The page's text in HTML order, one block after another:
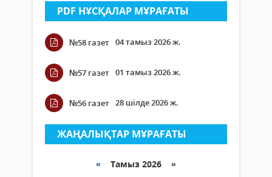
PDF НҰСҚАЛАР МҰРАҒАТЫ
№58 газет 04 тамыз 2026 ж.
№57 газет 01 тамыз 2026 ж.
№56 газет 28 шілде 2026 ж.
ЖАҢАЛЫҚТАР МҰРАҒАТЫ
« Тамыз 2026 »